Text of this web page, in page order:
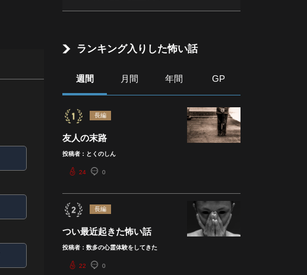
ランキング入りした怖い話
週間 月間 年間 GP
長編
友人の末路
投稿者：とくのしん
24 0
長編
つい最近起きた怖い話
投稿者：数多の心霊体験をしてきた
22 0